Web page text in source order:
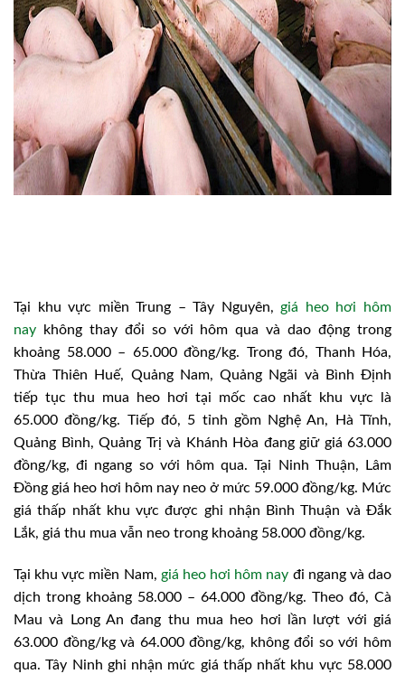
Tại khu vực miền Trung – Tây Nguyên,giá heo hơi hôm
nay không thay đổi so với hôm qua và dao động trong
khoảng 58.000 – 65.000 đồng/kg. Trong đó, Thanh Hóa,
Thừa Thiên Huế, Quảng Nam, Quảng Ngãi và Bình Định
tiếp tục thu mua heo hơi tại mốc cao nhất khu vực là
65.000 đồng/kg. Tiếp đó, 5 tỉnh gồm Nghệ An, Hà Tĩnh,
Quảng Bình, Quảng Trị và Khánh Hòa đang giữ giá 63.000
đồng/kg, đi ngang so với hôm qua. Tại Ninh Thuận, Lâm
Đồng giá heo hơi hôm nay neo ở mức 59.000 đồng/kg. Mức
giá thấp nhất khu vực được ghi nhận Bình Thuận và Đắk
Lắk, giá thu mua vẫn neo trong khoảng 58.000 đồng/kg.
Tại khu vực miền Nam, giá heo hơi hôm nay đi ngang và dao
dịch trong khoảng 58.000 – 64.000 đồng/kg. Theo đó, Cà
Mau và Long An đang thu mua heo hơi lần lượt với giá
63.000 đồng/kg và 64.000 đồng/kg, không đổi so với hôm
qua. Tây Ninh ghi nhận mức giá thấp nhất khu vực 58.000